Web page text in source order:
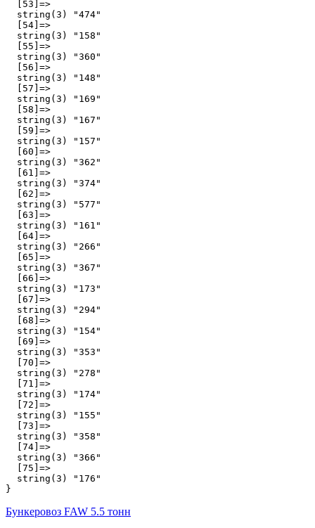
  [53]=>
  string(3) "474"
  [54]=>
  string(3) "158"
  [55]=>
  string(3) "360"
  [56]=>
  string(3) "148"
  [57]=>
  string(3) "169"
  [58]=>
  string(3) "167"
  [59]=>
  string(3) "157"
  [60]=>
  string(3) "362"
  [61]=>
  string(3) "374"
  [62]=>
  string(3) "577"
  [63]=>
  string(3) "161"
  [64]=>
  string(3) "266"
  [65]=>
  string(3) "367"
  [66]=>
  string(3) "173"
  [67]=>
  string(3) "294"
  [68]=>
  string(3) "154"
  [69]=>
  string(3) "353"
  [70]=>
  string(3) "278"
  [71]=>
  string(3) "174"
  [72]=>
  string(3) "155"
  [73]=>
  string(3) "358"
  [74]=>
  string(3) "366"
  [75]=>
  string(3) "176"
Бункеровоз FAW 5.5 тонн